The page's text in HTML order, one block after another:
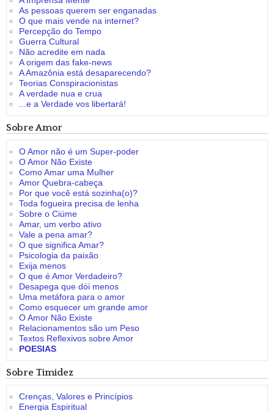
As pessoas querem ser enganadas
O que mais vende na internet?
Percepção do Tempo
Guerra Cultural
Não acredite em nada
A origem das fake-news
A Amazônia está desaparecendo?
Teorias Conspiracionistas
A verdade nua e crua
...e a Verdade vos libertará!
Sobre Amor
O Amor não é um Super-poder
O Amor Não Existe
Como Amar uma Mulher
Amor Quebra-cabeça
Por que você está sozinha(o)?
Toda fogueira precisa de lenha
Sobre o Ciúme
Amar, um verbo ativo
Vale a pena amar?
O que significa Amar?
Psicologia da paixão
Exija menos
O que é Amor Verdadeiro?
Desapega que dói menos
Uma metáfora para o amor
Como esquecer um grande amor
O Amor Não Existe
Relacionamentos são um Peso
Textos Reflexivos sobre Amor
POESIAS
Sobre Timidez
Crenças, Valores e Princípios
Energia Espiritual